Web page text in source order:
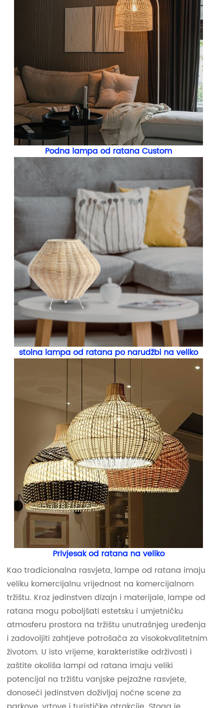
Podna lampa od ratana Custom
stolna lampa od ratana po narudžbi na veliko
Privjesak od ratana na veliko
Kao tradicionalna rasvjeta, lampe od ratana imaju
veliku komercijalnu vrijednost na komercijalnom
tržištu. Kroz jedinstven dizajn i materijale, lampe od
ratana mogu poboljšati estetsku i umjetničku
atmosferu prostora na tržištu unutrašnjeg uređenja
i zadovoljiti zahtjeve potrošača za visokokvalitetnim
životom. U isto vrijeme, karakteristike održivosti i
zaštite okoliša lampi od ratana imaju veliki
potencijal na tržištu vanjske pejzažne rasvjete,
donoseći jedinstven doživljaj noćne scene za